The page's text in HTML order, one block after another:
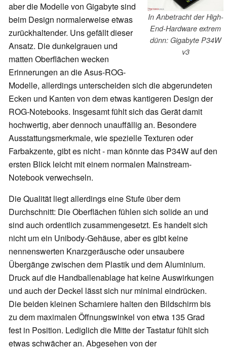
In Anbetracht der High-
End-Hardware extrem
dünn: Gigabyte P34W
v3
aber die Modelle von Gigabyte sind
beim Design normalerweise etwas
zurückhaltender. Uns gefällt dieser
Ansatz. Die dunkelgrauen und
matten Oberflächen wecken
Erinnerungen an die Asus-ROG-
Modelle, allerdings unterscheiden sich die abgerundeten
Ecken und Kanten von dem etwas kantigeren Design der
ROG-Notebooks. Insgesamt fühlt sich das Gerät damit
hochwertig, aber dennoch unauffällig an. Besondere
Ausstattungsmerkmale, wie spezielle Texturen oder
Farbakzente, gibt es nicht - man könnte das P34W auf den
ersten Blick leicht mit einem normalen Mainstream-
Notebook verwechseln.
Die Qualität liegt allerdings eine Stufe über dem
Durchschnitt: Die Oberflächen fühlen sich solide an und
sind auch ordentlich zusammengesetzt. Es handelt sich
nicht um ein Unibody-Gehäuse, aber es gibt keine
nennenswerten Knarzgeräusche oder unsaubere
Übergänge zwischen dem Plastik und dem Aluminium.
Druck auf die Handballenablage hat keine Auswirkungen
und auch der Deckel lässt sich nur minimal eindrücken.
Die beiden kleinen Scharniere halten den Bildschirm bis
zu dem maximalen Öffnungswinkel von etwa 135 Grad
fest in Position. Lediglich die Mitte der Tastatur fühlt sich
etwas schwächer an. Abgesehen von der